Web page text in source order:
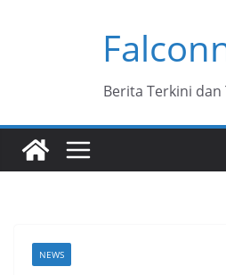
Berita Terkini
NEWS